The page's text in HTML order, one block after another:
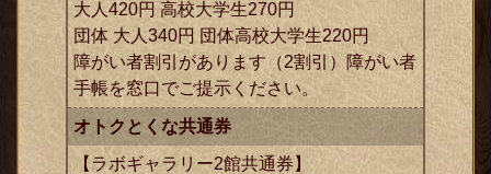
大人420円 高校大学生270円
団体 大人340円 団体高校大学生220円
障がい者割引があります（2割引）障がい者
手帳を窓口でご提示ください。
オトクとくな共通券
【ラボギャラリー2館共通券】